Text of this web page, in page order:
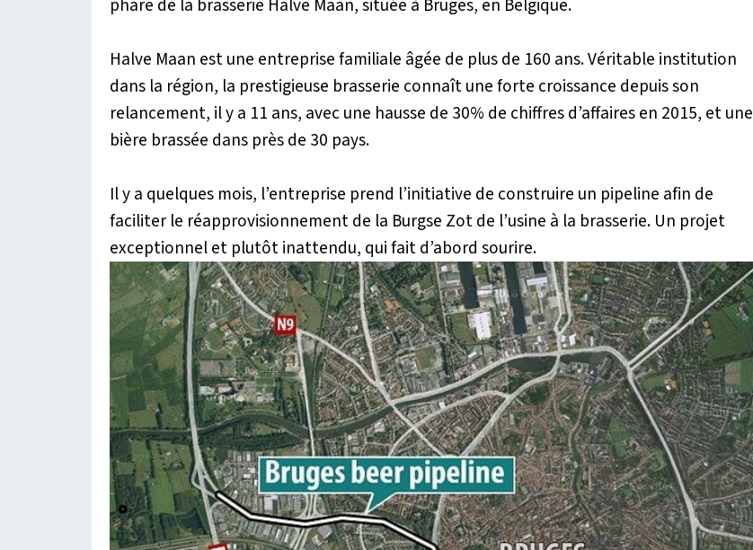
Halve Maan est une entreprise familiale âgée de plus de 160 ans. Véritable institution
dans la région, la prestigieuse brasserie connaît une forte croissance depuis son
relancement, il y a 11 ans, avec une hausse de 30% de chiffres d’affaires en 2015, et une
bière brassée dans près de 30 pays.
Il y a quelques mois, l’entreprise prend l’initiative de construire un pipeline afin de
faciliter le réapprovisionnement de la Burgse Zot de l’usine à la brasserie. Un projet
exceptionnel et plutôt inattendu, qui fait d’abord sourire.